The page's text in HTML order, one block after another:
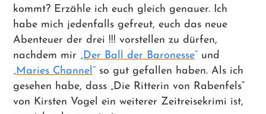
kommt? Erzähle ich euch gleich genauer. Ich
habe mich jedenfalls gefreut, euch das neue
Abenteuer der drei !!! vorstellen zu dürfen,
nachdem mir „Der Ball der Baronesse“ und
„Maries Channel“ so gut gefallen haben. Als ich
gesehen habe, dass „Die Ritterin von Rabenfels“
von Kirsten Vogel ein weiterer Zeitreisekrimi ist,